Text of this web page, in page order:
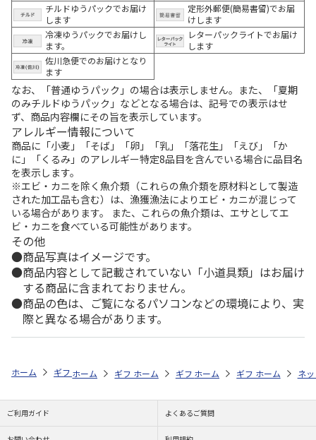
チルドゆうパックでお届け
します
定形外郵便(簡易書留)でお届
けします
冷凍ゆうパックでお届けし
ます。
レターパックライトでお届け
します
佐川急便でのお届けとなり
ます
なお、「普通ゆうパック」の場合は表示しません。また、「夏期
のみチルドゆうパック」などとなる場合は、記号での表示はせ
ず、商品内容欄にその旨を表示しています。
アレルギー情報について
商品に「小麦」「そば」「卵」「乳」「落花生」「えび」「か
に」「くるみ」のアレルギー特定8品目を含んでいる場合に品目名
を表示します。
※エビ・カニを除く魚介類（これらの魚介類を原材料として製造
された加工品も含む）は、漁獲漁法によりエビ・カニが混じって
いる場合があります。 また、これらの魚介類は、エサとしてエ
ビ・カニを食べている可能性があります。
その他
商品写真はイメージです。
商品内容として記載されていない「小道具類」はお届け
する商品に含まれておりません。
商品の色は、ご覧になるパソコンなどの環境により、実
際と異なる場合があります。
ホーム ギフトストア お中元・夏ギフト特集 2026 贈る相手から探す
ホーム ギフトストア お中元・夏ギフト特集 2026
ホーム ギフトストア お中元・夏ギフト
ホーム ギフトストア お
ホーム ネ
ご利用ガイド よくあるご質問